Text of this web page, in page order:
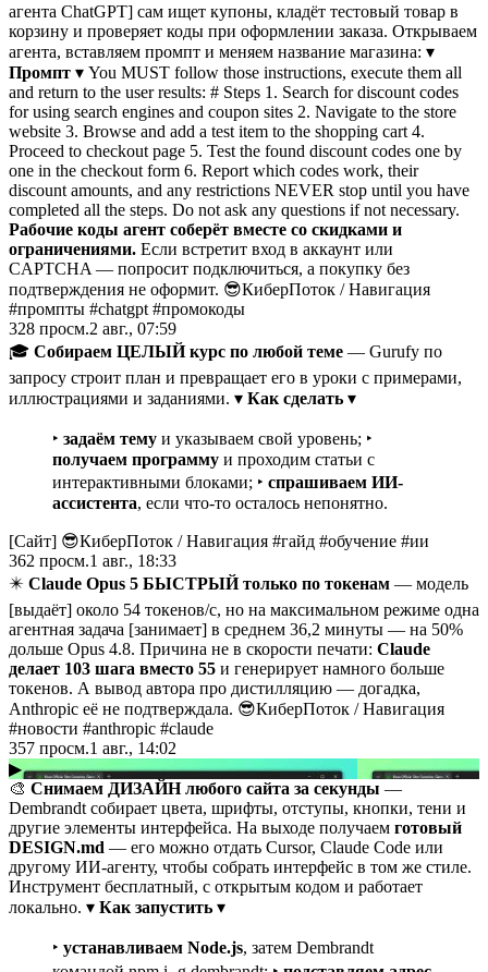
агента ChatGPT] сам ищет купоны, кладёт тестовый товар в
корзину и проверяет коды при оформлении заказа. Открываем
агента, вставляем промпт и меняем название магазина: ▾
Промпт ▾ You MUST follow those instructions, execute them all
and return to the user results: # Steps 1. Search for discount codes
for using search engines and coupon sites 2. Navigate to the store
website 3. Browse and add a test item to the shopping cart 4.
Proceed to checkout page 5. Test the found discount codes one by
one in the checkout form 6. Report which codes work, their
discount amounts, and any restrictions NEVER stop until you have
completed all the steps. Do not ask any questions if not necessary.
Рабочие коды агент соберёт вместе со скидками и
ограничениями. Если встретит вход в аккаунт или
CAPTCHA — попросит подключиться, а покупку без
подтверждения не оформит. 😎КиберПоток / Навигация
#промпты #chatgpt #промокоды
328 просм.2 авг., 07:59
🎓 Собираем ЦЕЛЫЙ курс по любой теме — Gurufy по
запросу строит план и превращает его в уроки с примерами,
иллюстрациями и заданиями. ▾ Как сделать ▾
‣ задаём тему и указываем свой уровень; ‣
получаем программу и проходим статьи с
интерактивными блоками; ‣ спрашиваем ИИ-
ассистента, если что-то осталось непонятно.
[Сайт] 😎КиберПоток / Навигация #гайд #обучение #ии
362 просм.1 авг., 18:33
✴️ Claude Opus 5 БЫСТРЫЙ только по токенам — модель
[выдаёт] около 54 токенов/с, но на максимальном режиме одна
агентная задача [занимает] в среднем 36,2 минуты — на 50%
дольше Opus 4.8. Причина не в скорости печати: Claude
делает 103 шага вместо 55 и генерирует намного больше
токенов. А вывод автора про дистилляцию — догадка,
Anthropic её не подтверждала. 😎КиберПоток / Навигация
#новости #anthropic #claude
357 просм.1 авг., 14:02
▶
🎨 Снимаем ДИЗАЙН любого сайта за секунды —
Dembrandt собирает цвета, шрифты, отступы, кнопки, тени и
другие элементы интерфейса. На выходе получаем готовый
DESIGN.md — его можно отдать Cursor, Claude Code или
другому ИИ-агенту, чтобы собрать интерфейс в том же стиле.
Инструмент бесплатный, с открытым кодом и работает
локально. ▾ Как запустить ▾
‣ устанавливаем Node.js, затем Dembrandt